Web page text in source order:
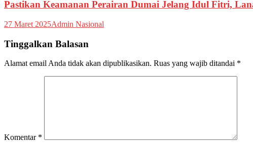
Pastikan Keamanan Perairan Dumai Jelang Idul Fitri,
27 Maret 2025Admin Nasional
Tinggalkan Balasan
Alamat email Anda tidak akan dipublikasikan. Ruas yang wajib ditandai *
Komentar *